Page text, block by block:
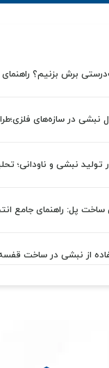
برش بزنیم؟
در سازه‌های
تولید نبشی و ناودانی؛
پل: راهنمای جامع
از نبشی در ساخت